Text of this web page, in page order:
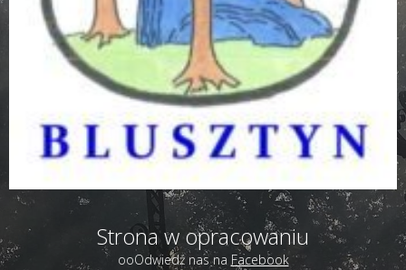
Strona w opracowaniu
ooOdwiedź nas na Facebook